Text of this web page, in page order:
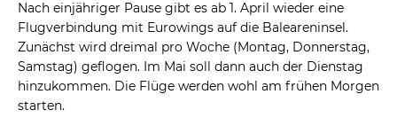
Nach einjähriger Pause gibt es ab 1. April wieder eine
Flugverbindung mit Eurowings auf die Baleareninsel.
Zunächst wird dreimal pro Woche (Montag, Donnerstag,
Samstag) geflogen. Im Mai soll dann auch der Dienstag
hinzukommen. Die Flüge werden wohl am frühen Morgen
starten.